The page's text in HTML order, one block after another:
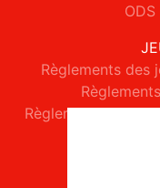
Règlements des
Règlements des